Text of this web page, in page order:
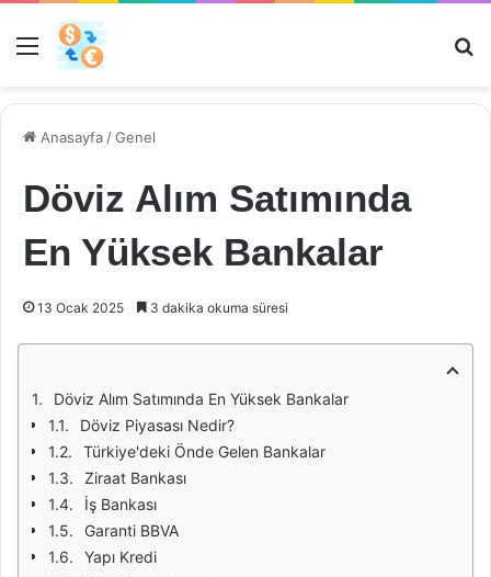
Menü
Anasayfa /Genel
Döviz Alım Satımında
En Yüksek Bankalar
13 Ocak 2025 3 dakika okuma süresi
Döviz Alım Satımında En Yüksek Bankalar
Döviz Piyasası Nedir?
Türkiye'deki Önde Gelen Bankalar
Ziraat Bankası
İş Bankası
Garanti BBVA
Yapı Kredi